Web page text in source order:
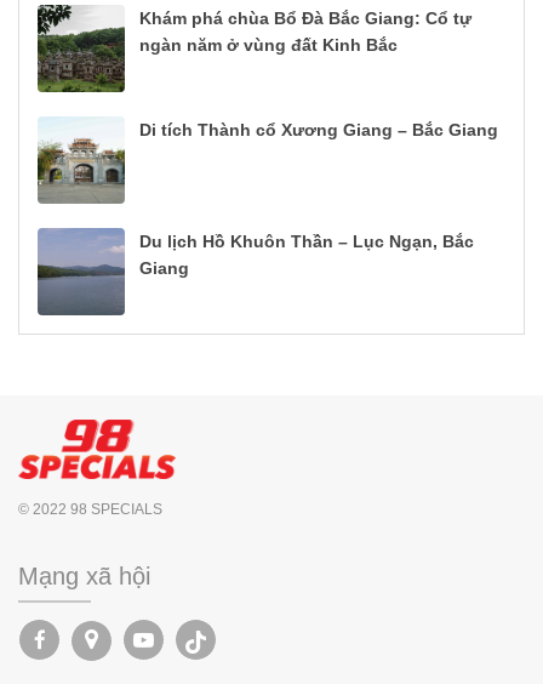
Khám phá chùa Bổ Đà Bắc Giang: Cổ tự
ngàn năm ở vùng đất Kinh Bắc
Di tích Thành cổ Xương Giang – Bắc Giang
Du lịch Hồ Khuôn Thần – Lục Ngạn, Bắc
Giang
© 2022 98 SPECIALS
Mạng xã hội